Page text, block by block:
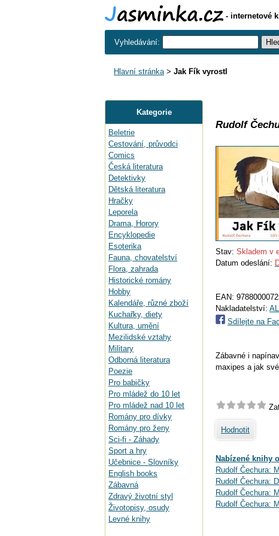
- internetové
Vyhledávání:
Hlavní stránka> Jak Fík vyrostl
Kategorie
Beletrie
Cestování, průvodci
Comics
Česká literatura
Detektivky
Dětská literatura
Hračky
Leporela
Drama, Horory
Encyklopedie
Esoterika
Fauna, chovatelství
Flora, zahrada
Historické romány
Hobby
Kalendáře, různé zboží
Kuchařky, diety
Kultura, umění
Mezilidské vztahy
Military
Odborná literatura
Poezie
Pro babičky
Pro mládež do 10 let
Pro mládež nad 10 let
Romány pro dívky
Romány pro ženy
Sci-fi - Záhady
Sport a hry
Učebnice - Slovníky
English books
Zábavná
Zdravý životní styl
Životopisy, osudy
Levné knihy
Rudolf
Stav: Skladem v
Datum odeslání:
EAN:
Nakladatelství:
Sdílejte na
Zábavné i
maxipes a jak
Hodnotit
Nabízené knihy
Rudolf Čechura:
Rudolf Čechura:
Rudolf Čechura:
Rudolf Čechura: